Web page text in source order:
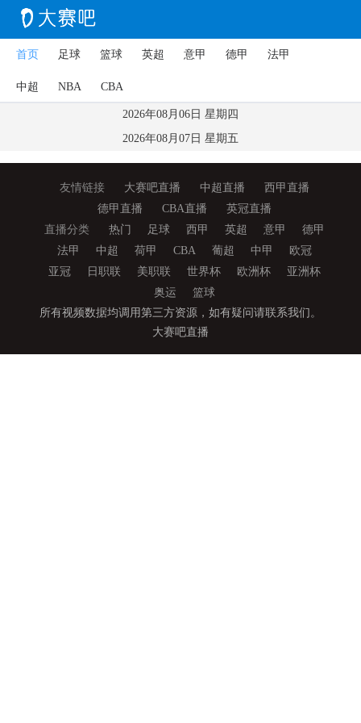
首页 足球 篮球 英超 意甲 德甲 法甲
中超 NBA CBA
2026年08月06日 星期四
2026年08月07日 星期五
友情链接 大赛吧直播 中超直播
西甲直播
德甲直播
CBA直播
英冠直播
直播分类
热门 足球 西甲 英超 意甲
德甲
法甲
中超 荷甲 CBA 葡超 中甲
欧冠
亚冠
日职联 美职联 世界杯 欧洲杯
亚洲杯
奥运
篮球
所有视频数据均调用第三方资源，如有疑问请联系我们。
大赛吧直播